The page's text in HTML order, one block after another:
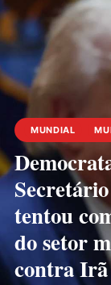
MUNDIAL
tentou
do setor
contra Irã